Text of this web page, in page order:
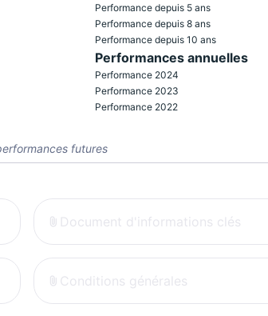
Performance depuis 5 ans
Performance depuis 8 ans
Performance depuis 10 ans
Performances annuelles
Performance 2024
Performance 2023
Performance 2022
futures
Document d'informations clés
Conditions générales